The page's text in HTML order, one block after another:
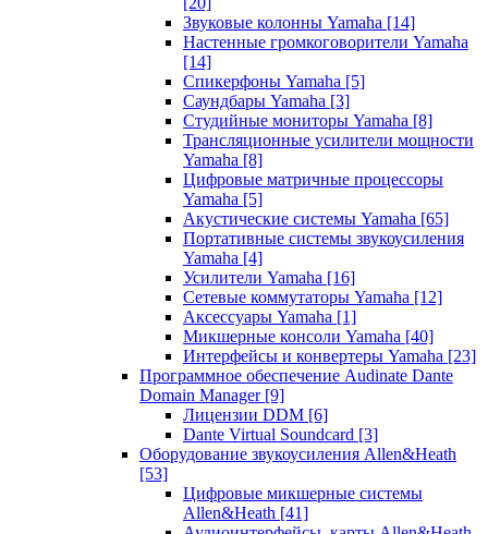
Звуковые колонны Yamaha [14]
Настенные громкоговорители Yamaha
[14]
Спикерфоны Yamaha [5]
Саундбары Yamaha [3]
Студийные мониторы Yamaha [8]
Трансляционные усилители мощности
Yamaha [8]
Цифровые матричные процессоры
Yamaha [5]
Акустические системы Yamaha [65]
Портативные системы звукоусиления
Yamaha [4]
Усилители Yamaha [16]
Сетевые коммутаторы Yamaha [12]
Аксессуары Yamaha [1]
Микшерные консоли Yamaha [40]
Интерфейсы и конвертеры Yamaha [23]
Программное обеспечение Audinate Dante
Domain Manager [9]
Лицензии DDM [6]
Dante Virtual Soundcard [3]
Оборудование звукоусиления Allen&Heath
[53]
Цифровые микшерные системы
Allen&Heath [41]